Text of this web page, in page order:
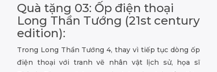
Quà tặng 03: Ốp điện thoại
Long Thần Tướng (21st century
edition):
Trong Long Thần Tướng 4, thay vì tiếp tục dòng ốp
điện thoại với tranh vẽ nhân vật lịch sử, họa sĩ